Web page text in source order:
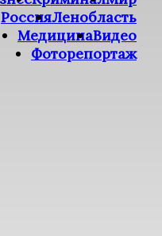
РоссияЛенобласть
МедицинаВидео
Фоторепортаж